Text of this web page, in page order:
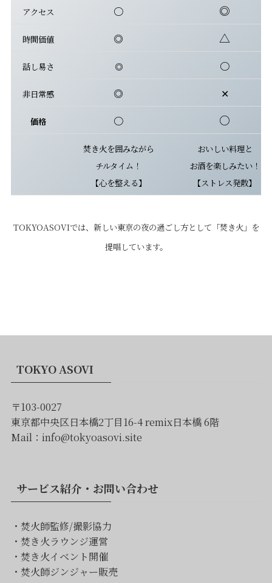
アクセス 〇 ◎
時間価値 ◎ △
話し易さ ◎ 〇
非日常感 ◎ ✕
価格 〇 ○
焚き火を囲みながら
チルタイム！
【心を整える】
おいしい料理と
お酒を楽しみたい！
【ストレス発散】
TOKYOASOVIでは、新しい東京の夜の過ごし方として「焚き火」を
提唱しています。
TOKYO ASOVI
〒103-0027
東京都中央区日本橋2丁目16-4 remix日本橋 6階
Mail：info@tokyoasovi.site
サービス紹介・お問い合わせ
・ 焚火師監修/撮影協力
・ 焚き火ラウンジ運営
・ 焚き火イベント開催
・ 焚火師ジンジャー販売